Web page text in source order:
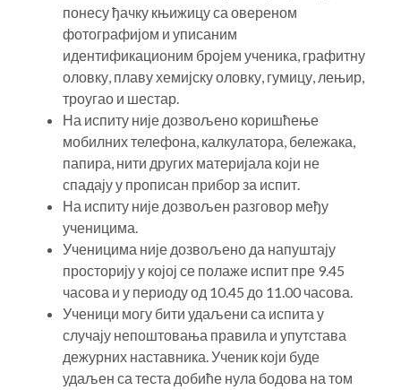
понесу ђачку књижицу са овереном
фотографијом и уписаним
идентификационим бројем ученика, графитну
оловку, плаву хемијску оловку, гумицу, лењир,
троугао и шестар.
На испиту није дозвољено коришћење
мобилних телефона, калкулатора, бележака,
папира, нити других материјала који не
спадају у прописан прибор за испит.
На испиту није дозвољен разговор међу
ученицима.
Ученицима није дозвољено да напуштају
просторију у којој се полаже испит пре 9.45
часова и у периоду од 10.45 до 11.00 часова.
Ученици могу бити удаљени са испита у
случају непоштовања правила и упутстава
дежурних наставника. Ученик који буде
удаљен са теста добиће нула бодова на том